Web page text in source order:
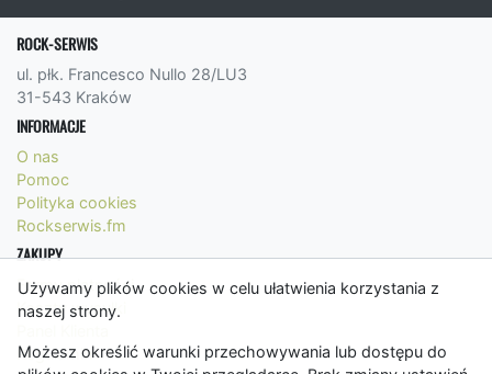
Używamy plików cookies w celu ułatwienia korzystania z
naszej strony.
Możesz określić warunki przechowywania lub dostępu do
ROCK-SERWIS
ul. płk. Francesco Nullo 28/LU3
31-543 Kraków
INFORMACJE
O nas
Pomoc
Polityka cookies
Rockserwis.fm
ZAKUPY
Formy płatności
Koszty wysyłki
Regulamin